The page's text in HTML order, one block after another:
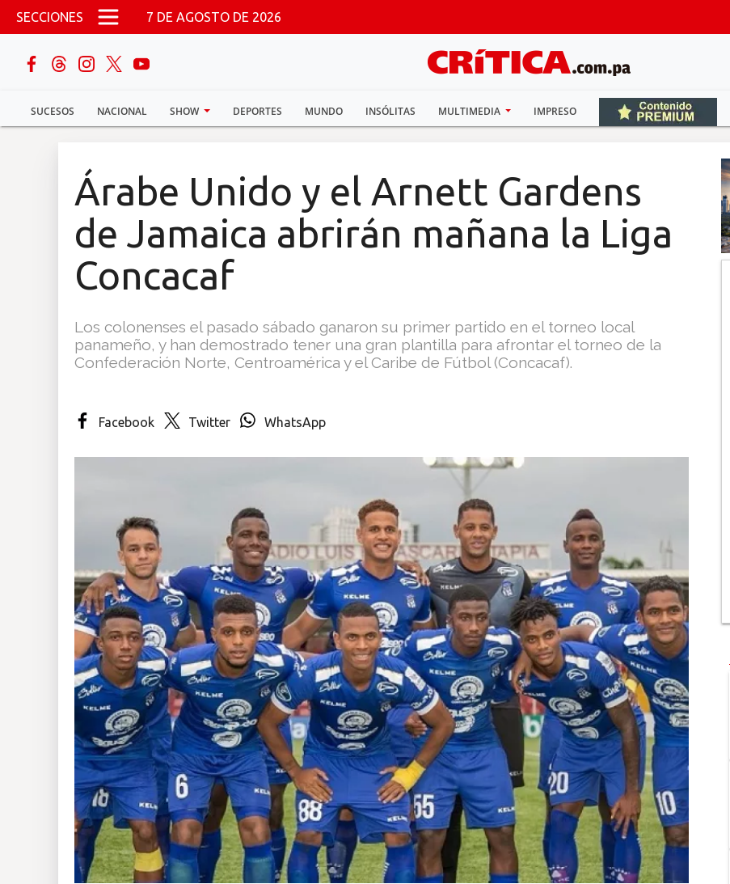
Pasar al contenido principal
SECCIONES 7 DE AGOSTO DE 2026
SUCESOS NACIONAL SHOW DEPORTES MUNDO INSÓLITAS MULTIMEDIA IMPRESO
buscar
Sucesos
Árabe Unido y el Arnett Gardens
de Jamaica abrirán mañana la Liga
Concacaf
Los colonenses el pasado sábado ganaron su primer partido en el torneo local
panameño, y han demostrado tener una gran plantilla para afrontar el torneo de la
Confederación Norte, Centroamérica y el Caribe de Fútbol (Concacaf).
Facebook Twitter WhatsApp